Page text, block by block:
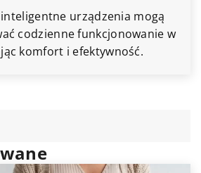
urządzenia mogą
codzienne funkcjonowanie w
komfort i efektywność.